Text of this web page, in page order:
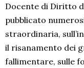
Docente di Diritto
pubblicato
straordinaria,
il risanamento dei
fallimentare, sulle